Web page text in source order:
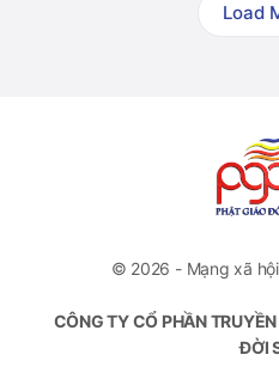
Load
© 2026 - Mạng xã
CÔNG TY CỔ PHẦN
ĐỜI